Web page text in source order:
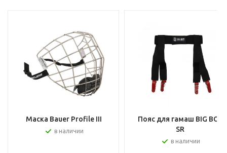
Маска Bauer Profile III
в наличии
Пояс для гамаш BIG BOY
SR
в наличии